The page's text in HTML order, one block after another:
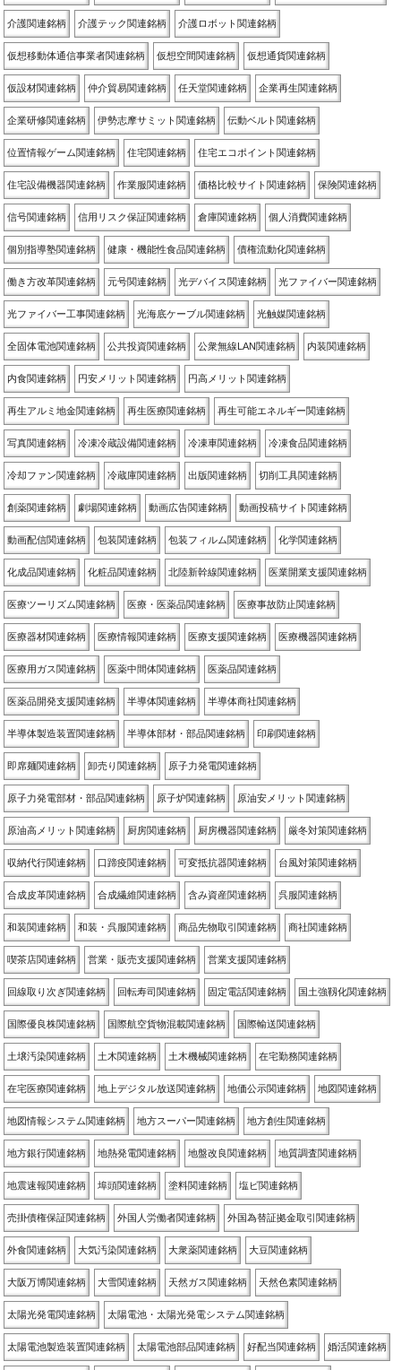
介護関連銘柄 介護テック関連銘柄 介護ロボット関連銘柄
仮想移動体通信事業者関連銘柄 仮想空間関連銘柄 仮想通貨関連銘柄
仮設材関連銘柄 仲介貿易関連銘柄 任天堂関連銘柄 企業再生関連銘柄
企業研修関連銘柄 伊勢志摩サミット関連銘柄 伝動ベルト関連銘柄
位置情報ゲーム関連銘柄 住宅関連銘柄 住宅エコポイント関連銘柄
住宅設備機器関連銘柄 作業服関連銘柄 価格比較サイト関連銘柄 保険関連銘柄
信号関連銘柄 信用リスク保証関連銘柄 倉庫関連銘柄 個人消費関連銘柄
個別指導塾関連銘柄 健康・機能性食品関連銘柄 債権流動化関連銘柄
働き方改革関連銘柄 元号関連銘柄 光デバイス関連銘柄 光ファイバー関連銘柄
光ファイバー工事関連銘柄 光海底ケーブル関連銘柄 光触媒関連銘柄
全固体電池関連銘柄 公共投資関連銘柄 公衆無線LAN関連銘柄 内装関連銘柄
内食関連銘柄 円安メリット関連銘柄 円高メリット関連銘柄
再生アルミ地金関連銘柄 再生医療関連銘柄 再生可能エネルギー関連銘柄
写真関連銘柄 冷凍冷蔵設備関連銘柄 冷凍車関連銘柄 冷凍食品関連銘柄
冷却ファン関連銘柄 冷蔵庫関連銘柄 出版関連銘柄 切削工具関連銘柄
創薬関連銘柄 劇場関連銘柄 動画広告関連銘柄 動画投稿サイト関連銘柄
動画配信関連銘柄 包装関連銘柄 包装フィルム関連銘柄 化学関連銘柄
化成品関連銘柄 化粧品関連銘柄 北陸新幹線関連銘柄 医業開業支援関連銘柄
医療ツーリズム関連銘柄 医療・医薬品関連銘柄 医療事故防止関連銘柄
医療器材関連銘柄 医療情報関連銘柄 医療支援関連銘柄 医療機器関連銘柄
医療用ガス関連銘柄 医薬中間体関連銘柄 医薬品関連銘柄
医薬品開発支援関連銘柄 半導体関連銘柄 半導体商社関連銘柄
半導体製造装置関連銘柄 半導体部材・部品関連銘柄 印刷関連銘柄
即席麺関連銘柄 卸売り関連銘柄 原子力発電関連銘柄
原子力発電部材・部品関連銘柄 原子炉関連銘柄 原油安メリット関連銘柄
原油高メリット関連銘柄 厨房関連銘柄 厨房機器関連銘柄 厳冬対策関連銘柄
収納代行関連銘柄 口蹄疫関連銘柄 可変抵抗器関連銘柄 台風対策関連銘柄
合成皮革関連銘柄 合成繊維関連銘柄 含み資産関連銘柄 呉服関連銘柄
和装関連銘柄 和装・呉服関連銘柄 商品先物取引関連銘柄 商社関連銘柄
喫茶店関連銘柄 営業・販売支援関連銘柄 営業支援関連銘柄
回線取り次ぎ関連銘柄 回転寿司関連銘柄 固定電話関連銘柄 国土強靱化関連銘柄
国際優良株関連銘柄 国際航空貨物混載関連銘柄 国際輸送関連銘柄
土壌汚染関連銘柄 土木関連銘柄 土木機械関連銘柄 在宅勤務関連銘柄
在宅医療関連銘柄 地上デジタル放送関連銘柄 地価公示関連銘柄 地図関連銘柄
地図情報システム関連銘柄 地方スーパー関連銘柄 地方創生関連銘柄
地方銀行関連銘柄 地熱発電関連銘柄 地盤改良関連銘柄 地質調査関連銘柄
地震速報関連銘柄 埠頭関連銘柄 塗料関連銘柄 塩ビ関連銘柄
売掛債権保証関連銘柄 外国人労働者関連銘柄 外国為替証拠金取引関連銘柄
外食関連銘柄 大気汚染関連銘柄 大衆薬関連銘柄 大豆関連銘柄
大阪万博関連銘柄 大雪関連銘柄 天然ガス関連銘柄 天然色素関連銘柄
太陽光発電関連銘柄 太陽電池・太陽光発電システム関連銘柄
太陽電池製造装置関連銘柄 太陽電池部品関連銘柄 好配当関連銘柄 婚活関連銘柄